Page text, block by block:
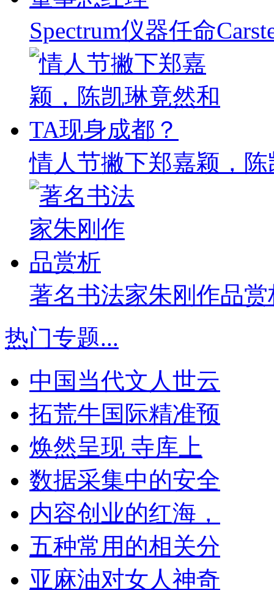
Spectrum仪器任命
情人节撇下郑嘉颖，
著名书法家朱刚作品赏
热门专题...
中国当代文人世云
拓荒牛国际精准预
焕然呈现 寺库上
数据采集中的安全
内容创业的红海，
五种常用的相关分
亚麻油对女人神奇